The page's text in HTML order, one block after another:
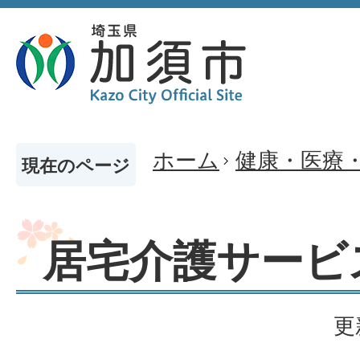
現在のページ ホーム 健康・医療
居宅介護サービ